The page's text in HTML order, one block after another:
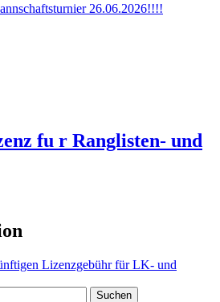
26.06.2026!!!!
fu r Ranglisten- und
Lizenzgebühr für LK- und